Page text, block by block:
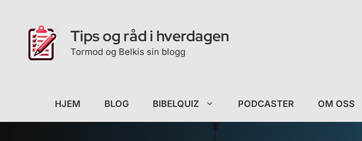
innhold
Tips og råd i hverdagen
Tormod og Belkis sin blogg
HJEM BLOG BIBELQUIZ PODCASTER OM OSS